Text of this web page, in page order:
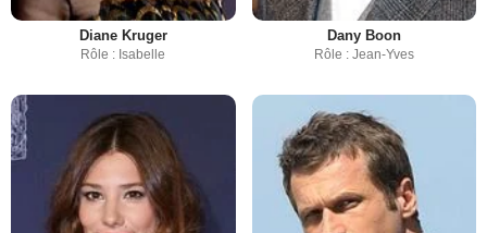
Diane Kruger
Rôle : Isabelle
Dany Boon
Rôle : Jean-Yves